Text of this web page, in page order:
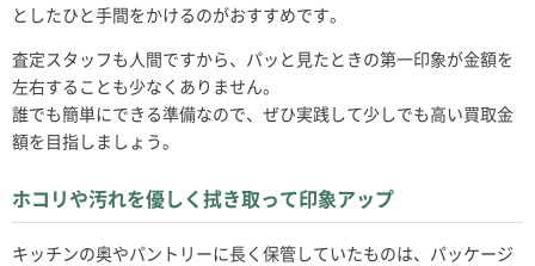
としたひと手間をかけるのがおすすめです。
査定スタッフも人間ですから、パッと見たときの第一印象が金額を
左右することも少なくありません。
誰でも簡単にできる準備なので、ぜひ実践して少しでも高い買取金
額を目指しましょう。
ホコリや汚れを優しく拭き取って印象アップ
キッチンの奥やパントリーに長く保管していたものは、パッケージ